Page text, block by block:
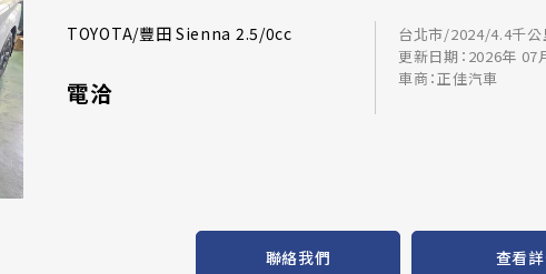
TOYOTA/豐田 Sienna 2.5/0cc
電洽
台北市/2024/4.4千公
更新日期：2026年 07
車商：正佳汽車
聯絡我們 查看